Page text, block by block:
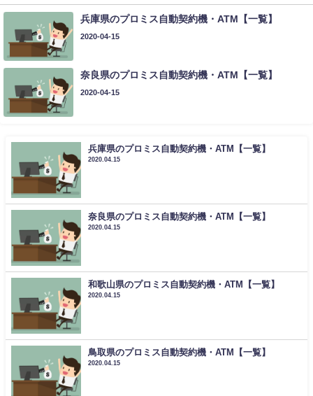
兵庫県のプロミス自動契約機・ATM【一覧】
2020-04-15
奈良県のプロミス自動契約機・ATM【一覧】
2020-04-15
兵庫県のプロミス自動契約機・ATM【一覧】
2020.04.15
奈良県のプロミス自動契約機・ATM【一覧】
2020.04.15
和歌山県のプロミス自動契約機・ATM【一覧】
2020.04.15
鳥取県のプロミス自動契約機・ATM【一覧】
2020.04.15